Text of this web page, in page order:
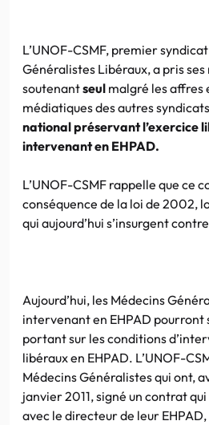
L’UNOF-CSMF, premier
Généralistes Libéraux, a pris
soutenantseul malgré les affres
médiatiques des autres
national préservant l’exercice
intervenant en EHPAD.
L’UNOF-CSMF rappelle que ce
conséquence de la loi de 2002,
qui aujourd’hui s’insurgent
Aujourd’hui, les Médecins
intervenant en EHPAD
portant sur les conditions
libéraux en EHPAD. L’UNOF-
Médecins Généralistes qui ont,
janvier 2011, signé un contrat
avec le directeur de leur